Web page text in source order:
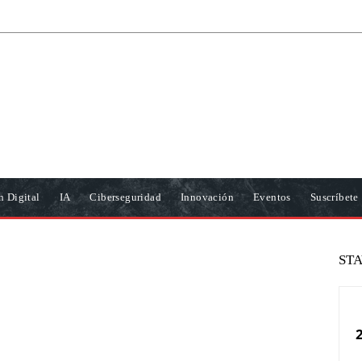
Digital IA Ciberseguridad Innovación Eventos Suscríbete